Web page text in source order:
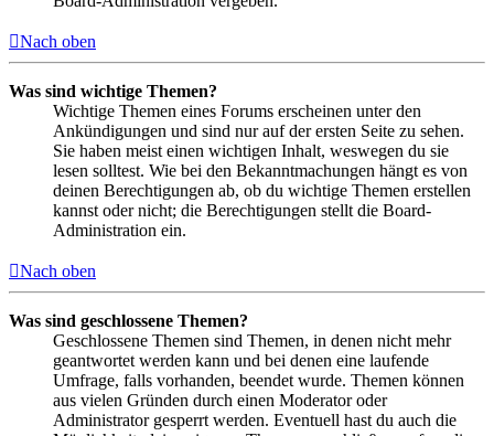
Nach oben
Was sind wichtige Themen?
Wichtige Themen eines Forums erscheinen unter den
Ankündigungen und sind nur auf der ersten Seite zu sehen.
Sie haben meist einen wichtigen Inhalt, weswegen du sie
lesen solltest. Wie bei den Bekanntmachungen hängt es von
deinen Berechtigungen ab, ob du wichtige Themen erstellen
kannst oder nicht; die Berechtigungen stellt die Board-
Administration ein.
Nach oben
Was sind geschlossene Themen?
Geschlossene Themen sind Themen, in denen nicht mehr
geantwortet werden kann und bei denen eine laufende
Umfrage, falls vorhanden, beendet wurde. Themen können
aus vielen Gründen durch einen Moderator oder
Administrator gesperrt werden. Eventuell hast du auch die